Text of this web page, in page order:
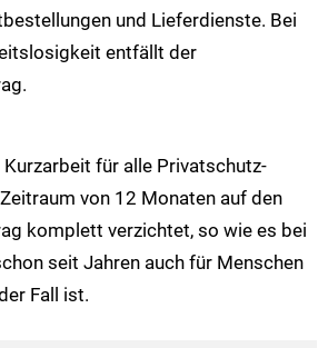
und Lieferdienste. Bei
entfällt der
für alle Privatschutz-
von 12 Monaten auf den
komplett verzichtet, so wie es bei
seit Jahren auch für Menschen
Fall ist.